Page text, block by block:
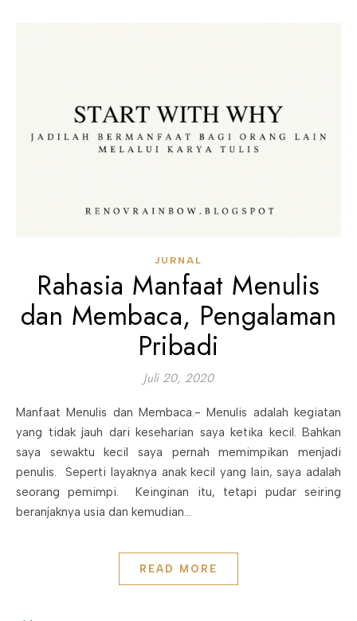
JURNAL
Rahasia Manfaat Menulis
dan Membaca, Pengalaman
Pribadi
Juli 20, 2020
Manfaat Menulis dan Membaca.- Menulis adalah kegiatan
yang tidak jauh dari keseharian saya ketika kecil. Bahkan
saya sewaktu kecil saya pernah memimpikan menjadi
penulis. Seperti layaknya anak kecil yang lain, saya adalah
seorang pemimpi. Keinginan itu, tetapi pudar seiring
beranjaknya usia dan kemudian…
READ MORE